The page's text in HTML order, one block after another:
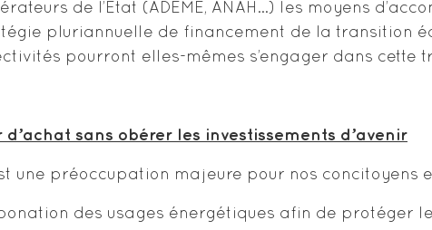
de l’Etat (ADEME, ANAH…) les moyens
pluriannuelle de financement de la transition
pourront elles-mêmes s’engager dans cette
sans obérer les investissements d’avenir
une préoccupation majeure pour nos concitoyens
des usages énergétiques afin de protéger